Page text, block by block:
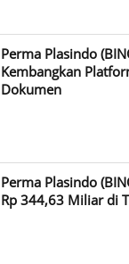
Perma Plasindo
Kembangkan
Dokumen
Perma Plasindo
Rp 344,63 Miliar di